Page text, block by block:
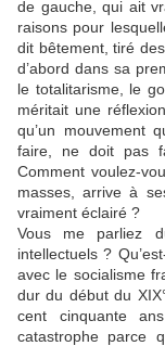
de gauche, qui ait
raisons pour
dit bêtement, tiré
d’abord dans sa
le totalitarisme, le
méritait une
qu’un mouvement
faire, ne doit pas
Comment voulez-
masses, arrive à
vraiment éclairé ?
Vous me parliez
intellectuels ?
avec le socialisme
dur du début du
cent cinquante
catastrophe parce